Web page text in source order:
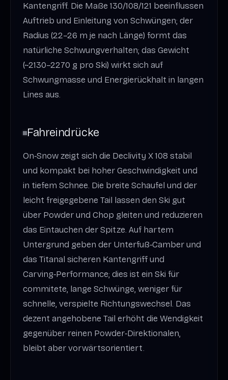
Kantengriff. Die Maße 130/108/121 beeinflussen
Auftrieb und Einleitung von Schwüngen; der
Radius (22–26 m je nach Länge) formt das
natürliche Schwungverhalten; das Gewicht
(~2130–2270 g pro Ski) wirkt sich auf
Schwungmasse und Energierückhalt in langen
Lines aus.
Fahreindrücke
On‑Snow zeigt sich die Declivity X 108 stabil
und kompakt bei hoher Geschwindigkeit und
in tiefem Schnee. Die breite Schaufel und der
leicht freigegebene Tail lassen den Ski gut
über Powder und Chop gleiten und reduzieren
das Eintauchen der Spitze. Auf hartem
Untergrund geben der Unterfuß‑Camber und
das Titanal sicheren Kantengriff und
Carving‑Performance; dies ist ein Ski für
commitete, lange Schwünge, weniger für
schnelle, verspielte Richtungswechsel. Das
dezent angehobene Tail erhöht die Wendigkeit
gegenüber reinen Powder‑Direktionalen,
bleibt aber vorwärtsorientiert.